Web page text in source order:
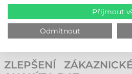
Zábavní podniky a bary:
obratem je klíčová
personálu obsloužit více
flexibilně spravovat šťastné
ZLEPŠENÍ
Přijmout
Odmítnout